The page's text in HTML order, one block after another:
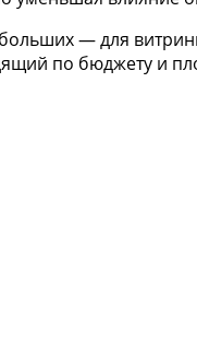
— для
по бюджету и